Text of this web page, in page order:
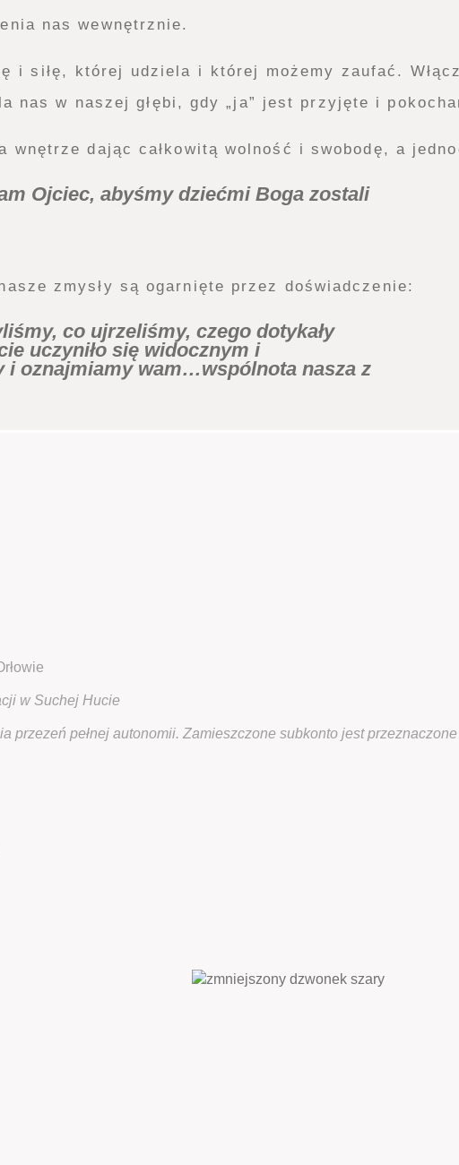
nas wewnętrznie.
i siłę, której udziela i której możemy zaufać.
nas w naszej głębi, gdy „ja” jest przyjęte i
wnętrze dając całkowitą wolność i swobodę, a
Ojciec, abyśmy dziećmi Boga zostali
zmysły są ogarnięte przez doświadczenie:
co ujrzeliśmy, czego dotykały
uczyniło się widocznym i
i oznajmiamy wam…wspólnota nasza z
w Suchej Hucie
przezeń pełnej autonomii. Zamieszczone subkonto jest